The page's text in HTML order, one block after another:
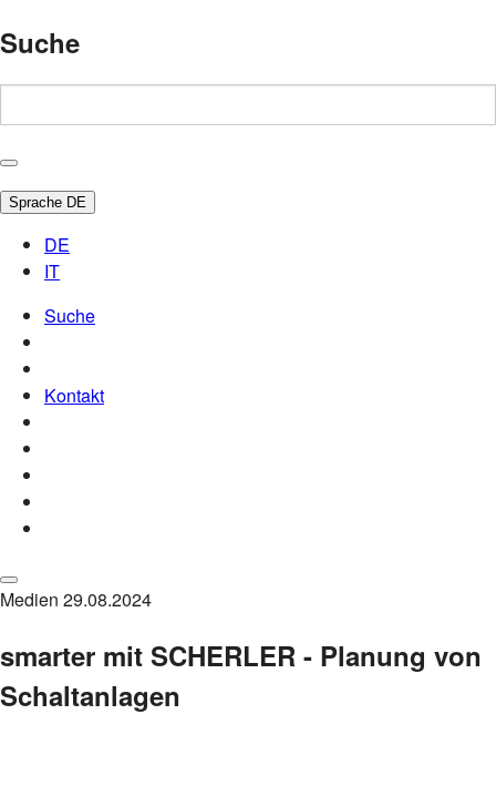
Suche
Sprache DE
DE
IT
Suche
Kontakt
Medien 29.08.2024
smarter mit SCHERLER - Planung von
Schaltanlagen